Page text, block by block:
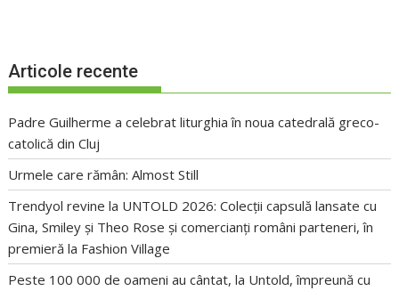
Articole recente
Padre Guilherme a celebrat liturghia în noua catedrală greco-
catolică din Cluj
Urmele care rămân: Almost Still
Trendyol revine la UNTOLD 2026: Colecții capsulă lansate cu
Gina, Smiley și Theo Rose și comercianți români parteneri, în
premieră la Fashion Village
Peste 100 000 de oameni au cântat, la Untold, împreună cu